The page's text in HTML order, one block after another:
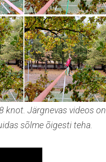
knot. Järgnevas videos on
sõlme õigesti teha.